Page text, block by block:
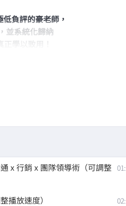
負評的豪老師，
並系統化歸納
x 行銷 x 團隊領導術（可調整
播放速度）